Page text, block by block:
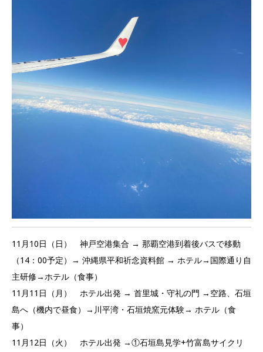
11月10日（日） 神戸空港集合 → 那覇空港到着後バスで移動
（14：00予定）→ 沖縄県平和祈念資料館 → ホテル→国際通り自
主研修→ホテル（食事）
11月11日（月） ホテル出発 → 首里城・守礼の門 →空路、石垣
島へ（機内で昼食）→川平湾・石垣焼窯元体験→ ホテル（食
事）
11月12日（火） ホテル出発 →①石垣島見学+竹富島サイクリ